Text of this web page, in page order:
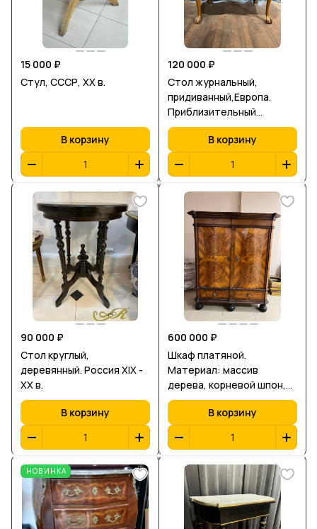
15 000 ₽
Стул, СССР, ХХ в.
В корзину
120 000 ₽
Стол журнальный,
придиванный,Европа.
Приблизительный
возраст: конец 19, начало
20 века. Материал:
массив дерева,резьба.
Размеры 58*91*65 см.
В корзину
90 000 ₽
Стол круглый,
деревянный. Россия XIX -
XX в.
В корзину
600 000 ₽
Шкаф платяной.
Материал: массив
дерева, корневой шпон,
Российская Империя, кон.
ХVIII века. Размеры:
182Х165х63 см
В корзину
НОВИНКА